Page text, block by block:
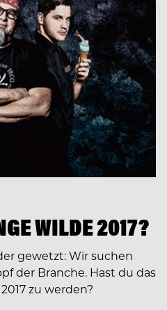
WILDE 2017?
gewetzt: Wir suchen
der Branche. Hast du das
zu werden?